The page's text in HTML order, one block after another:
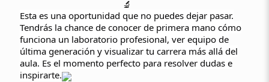
Esta es una oportunidad que no puedes dejar pasar.
Tendrás la chance de conocer de primera mano cómo
funciona un laboratorio profesional, ver equipo de
última generación y visualizar tu carrera más allá del
aula. Es el momento perfecto para resolver dudas e
inspirarte.